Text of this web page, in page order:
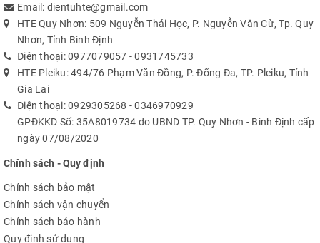
Email: dientuhte@gmail.com
HTE Quy Nhơn: 509 Nguyễn Thái Học, P. Nguyễn Văn Cừ, Tp. Quy
Nhơn, Tỉnh Bình Định
Điện thoại:0977079057 -0931745733
HTE Pleiku: 494/76 Phạm Văn Đồng, P. Đống Đa, TP. Pleiku, Tỉnh
Gia Lai
Điện thoại:0929305268 -0346970929
GPĐKKD Số: 35A8019734 do UBND TP. Quy Nhơn - Bình Định cấp
ngày 07/08/2020
Chính sách - Quy định
Chính sách bảo mật
Chính sách vận chuyển
Chính sách bảo hành
Quy định sử dụng